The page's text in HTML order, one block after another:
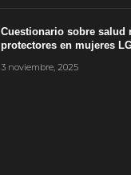
Cuestionario sobre salud
protectores en mujeres
3 noviembre, 2025